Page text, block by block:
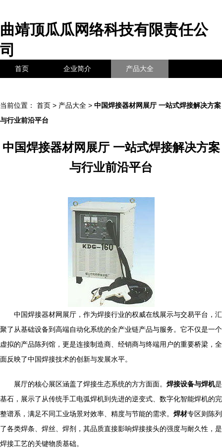
曲靖顶瓜瓜网络科技有限责任公
司
首页 企业简介 产品大全
当前位置： 首页 > 产品大全 > 中国焊接器材网展厅 一站式焊接解决方案
与行业前沿平台
中国焊接器材网展厅 一站式焊接解决方案
与行业前沿平台
中国焊接器材网展厅，作为焊接行业的权威在线展示与交易平台，汇
聚了从基础设备到高端自动化系统的全产业链产品与服务。它不仅是一个
虚拟的产品陈列馆，更是连接制造商、经销商与终端用户的重要桥梁，全
面反映了中国焊接技术的创新与发展水平。
展厅的核心展区涵盖了焊接生态系统的方方面面。 焊接设备与焊机是
基石，展示了从传统手工电弧焊机到先进的逆变式、数字化智能焊机的完
整谱系，满足不同工业场景对效率、精度与节能的需求。 焊材专区则陈列
了各类焊条、焊丝、焊剂，其品质直接影响焊接接头的强度与耐久性，是
焊接工艺的关键物质基础。